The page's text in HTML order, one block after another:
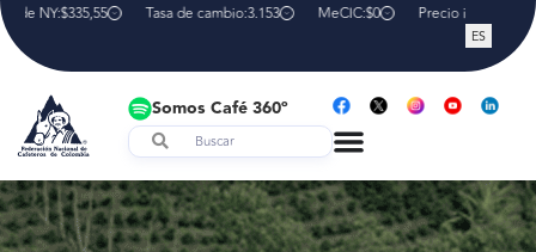
de NY:$335,55 Tasa de cambio:3.153 MeCIC:$0 Precio interno de
ES
Somos Café 360º